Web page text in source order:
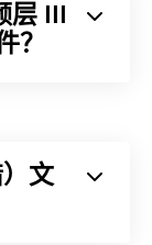
层 III
？
量高，
。
文